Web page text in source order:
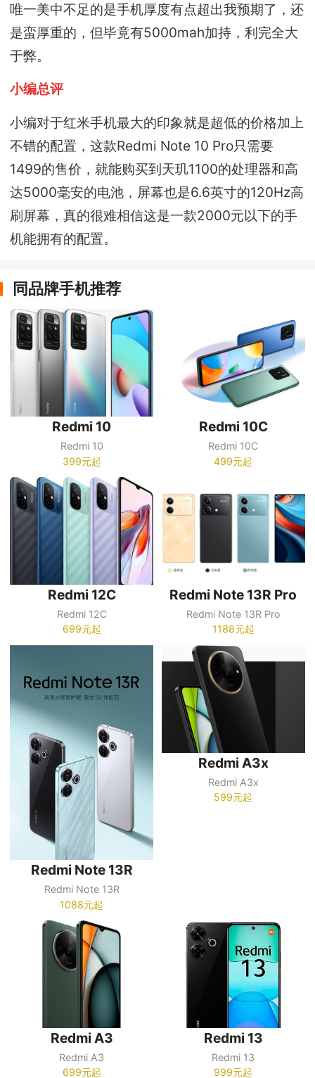
唯一美中不足的是手机厚度有点超出我预期了，还
是蛮厚重的，但毕竟有5000mah加持，利完全大
于弊。
小编总评
小编对于红米手机最大的印象就是超低的价格加上
不错的配置，这款Redmi Note 10 Pro只需要
1499的售价，就能购买到天玑1100的处理器和高
达5000毫安的电池，屏幕也是6.6英寸的120Hz高
刷屏幕，真的很难相信这是一款2000元以下的手
机能拥有的配置。
同品牌手机推荐
Redmi 10
Redmi 10
399元起
Redmi 10C
Redmi 10C
499元起
Redmi 12C
Redmi 12C
699元起
Redmi Note 13R Pro
Redmi Note 13R Pro
1188元起
Redmi Note 13R
Redmi Note 13R
1088元起
Redmi A3x
Redmi A3x
599元起
Redmi A3
Redmi A3
699元起
Redmi 13
Redmi 13
999元起